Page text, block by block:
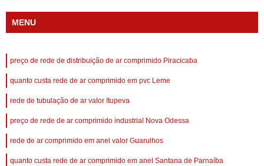
MENU
preço de rede de distribuição de ar comprimido Piracicaba
quanto custa rede de ar comprimido em pvc Leme
rede de tubulação de ar valor Itupeva
preço de rede de ar comprimido industrial Nova Odessa
rede de ar comprimido em anel valor Guarulhos
quanto custa rede de ar comprimido em anel Santana de Parnaíba